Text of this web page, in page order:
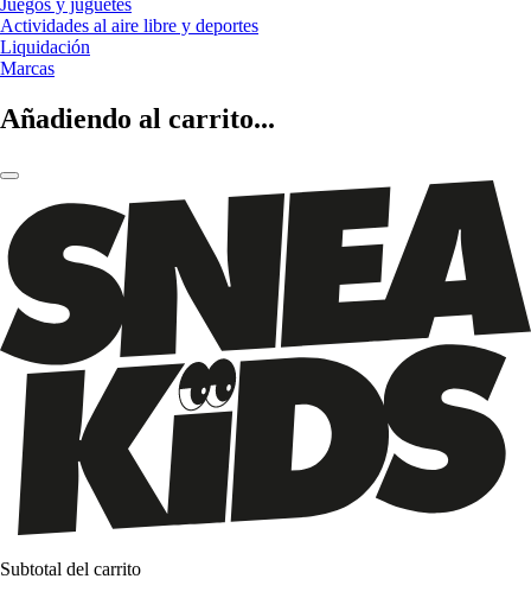
Juegos y juguetes
Actividades al aire libre y deportes
Liquidación
Marcas
Añadiendo al carrito...
Subtotal del carrito